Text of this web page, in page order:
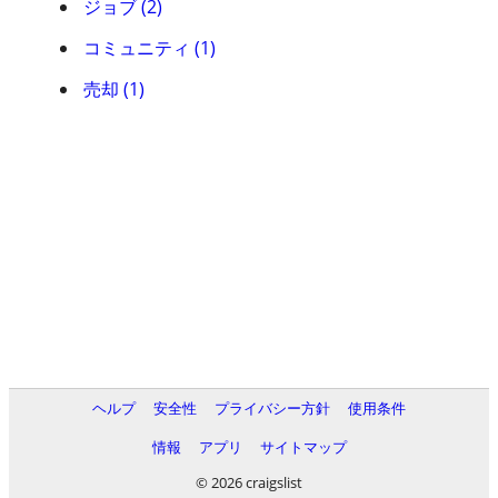
ジョブ (2)
コミュニティ (1)
売却 (1)
ヘルプ 安全性 プライバシー方針
使用条件
情報
アプリ
サイトマップ
© 2026 craigslist